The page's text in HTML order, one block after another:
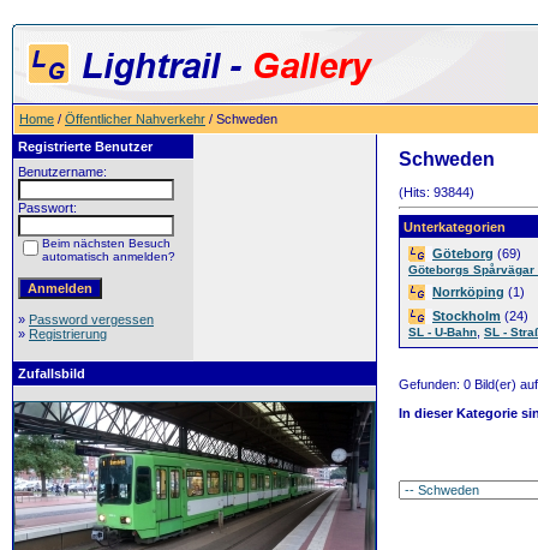
Home / Öffentlicher Nahverkehr / Schweden
Registrierte Benutzer
Benutzername:
Passwort:
Beim nächsten Besuch
automatisch anmelden?
» Password vergessen
» Registrierung
Zufallsbild
Schweden
(Hits: 93844)
Unterkategorien
Göteborg (69)
Göteborgs Spårvägar
Norrköping (1)
Stockholm (24)
SL - U-Bahn SL -
Gefunden: 0 Bild(er)
In dieser Kategorie